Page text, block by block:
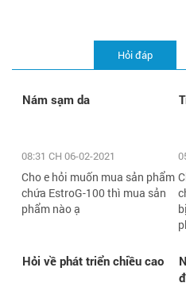
Hỏi đáp
Nám sạm da
08:31 CH 06-02-2021
Cho e hỏi muốn mua sản phẩm
chứa EstroG-100 thì mua sản
phẩm nào ạ
Hỏi về phát triển chiều cao